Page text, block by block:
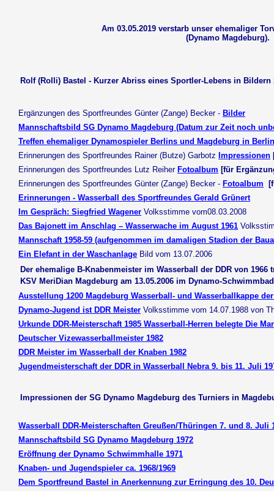
Am 03.05.2019 verstarb unser ehemaliger
(Dynamo Magdeburg).
Rolf (Rolli) Bastel - Kurzer Abriss eines Sportler-Lebens in Bildern
Ergänzungen des Sportfreundes Günter (Zange) Becker- Bilder
Mannschaftsbild SG Dynamo Magdeburg (Datum zur Zeit noch
Treffen ehemaliger Dynamospieler Berlins und Magdeburg in
Erinnerungen des Sportfreundes Rainer (Butze) Garbotz Impressionen
Erinnerungen des Sportfreundes Lutz Reiher Fotoalbum [für
Erinnerungen des Sportfreundes Günter (Zange) Becker- Fotoalbum
Erinnerungen - Wasserball des Sportfreundes Gerald Grünert
Im Gespräch: Siegfried Wagener Volksstimme vom08.03.2008
Das Bajonett im Anschlag – Wasserwache im August 1961
Mannschaft 1958-59 (aufgenommen im damaligen Stadion der
Ein Elefant in der Waschanlage Bild vom 13.07.2006
Der ehemalige B-Knabenmeister im Wasserball der DDR von
KSV MeriDian Magdeburg am 13.05.2006 im Dynamo-Schwimmbad
Ausstellung 1200 Magdeburg Wasserball- und Wasserballkappe
Dynamo-Jugend ist DDR Meister Volksstimme vom 14.07.1988 von
Urkunde DDR-Meisterschaft 1985 Wasserball-Herren belegte Die
Deutscher Vizewasserballmeister 1982
DDR Meister im Wasserball der Knaben 1982
Jugendmeisterschaft der DDR in Wasserball Nebra 9. bis 11. Juli
Impressionen der SG Dynamo Magdeburg des Turniers in
Wasserball DDR-Meisterschaften Greußen/Thüringen 7. und 8. Juli
Mannschaftsbild SG Dynamo Magdeburg 1972
Eröffnung der Dynamo Schwimmhalle 1971
Knaben- und Jugendspieler ca. 1968/1969
Dem Sportfreund Bastel in Anerkennung zur Erringung des 10.